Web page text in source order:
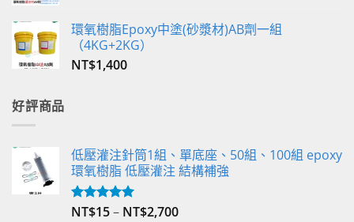
環氧樹脂Epoxy中塗(砂漿材)AB劑一組
（4KG+2KG）
NT$1,400
好評商品
低壓灌注針筒1組、單底座、50組、100組 epoxy
環氧樹脂 低壓灌注 結構補強
評分5.00
NT$15– NT$2,700